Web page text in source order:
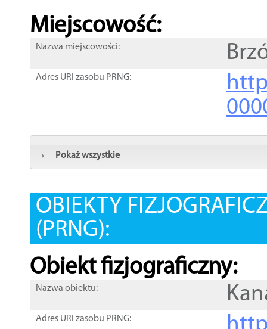
Miejscowość:
Nazwa miejscowości:
Adres URI zasobu PRNG:
Pokaż wszystkie
OBIEKTY
(PRNG):
Obiekt fizjograficzny:
Nazwa obiektu:
Adres URI zasobu PRNG: